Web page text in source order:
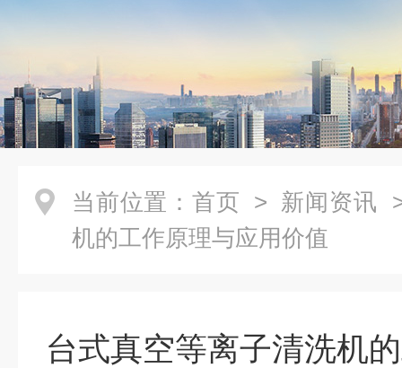
当前位置： 首页 > 新闻资讯
机的工作原理与应用价值
台式真空等离子清洗机